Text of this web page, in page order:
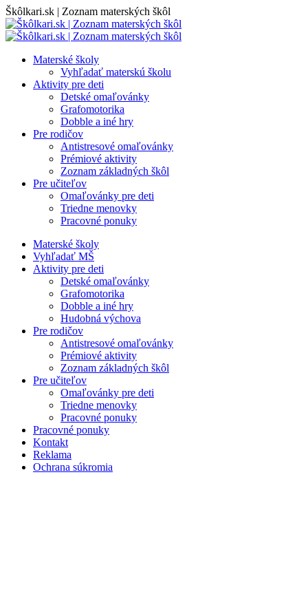
Skip
to
content
Škôlkari.sk | Zoznam materských škôl
Materské školy
Vyhľadať materskú školu
Aktivity pre deti
Detské omaľovánky
Grafomotorika
Dobble a iné hry
Pre rodičov
Antistresové omaľovánky
Prémiové aktivity
Zoznam základných škôl
Pre učiteľov
Omaľovánky pre deti
Triedne menovky
Pracovné ponuky
Materské školy
Vyhľadať MŠ
Aktivity pre deti
Detské omaľovánky
Grafomotorika
Dobble a iné hry
Hudobná výchova
Pre rodičov
Antistresové omaľovánky
Prémiové aktivity
Zoznam základných škôl
Pre učiteľov
Omaľovánky pre deti
Triedne menovky
Pracovné ponuky
Pracovné ponuky
Kontakt
Reklama
Ochrana súkromia